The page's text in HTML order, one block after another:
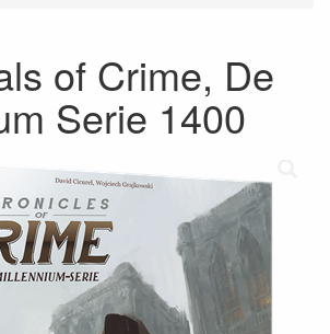
of Crime, De
Serie 1400